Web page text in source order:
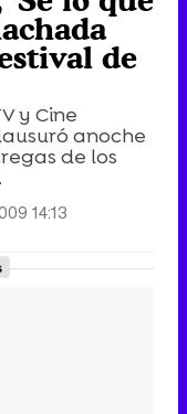
de
y Cine
anoche
de los
14:13